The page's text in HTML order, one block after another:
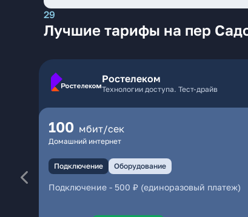
29
Лучшие тарифы на пер
Ростелеком
Технологии доступа. Тест-драйв
100 мбит/сек
Домашний интернет
Подключение Оборудование
Подключение - 500 ₽ (единоразовый платеж)